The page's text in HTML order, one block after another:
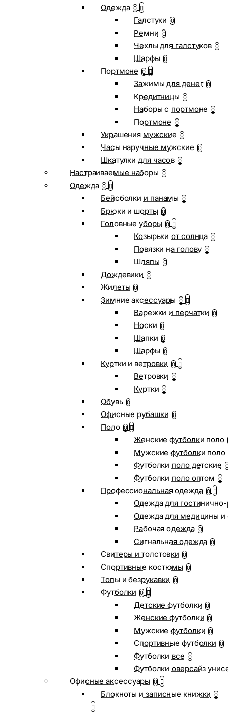
Одежда 0
Галстуки 0
Ремни 0
Чехлы для галстуков 0
Шарфы 0
Портмоне 0
Зажимы для денег 0
Кредитницы 0
Наборы с портмоне 0
Портмоне 0
Украшения мужские 0
Часы наручные мужские 0
Шкатулки для часов 0
Настраиваемые наборы 0
Одежда 0
Бейсболки и панамы 0
Брюки и шорты 0
Головные уборы 0
Козырьки от солнца 0
Повязки на голову 0
Шляпы 0
Дождевики 0
Жилеты 0
Зимние аксессуары 0
Варежки и перчатки 0
Носки 0
Шапки 0
Шарфы 0
Куртки и ветровки 0
Ветровки 0
Куртки 0
Обувь 0
Офисные рубашки 0
Поло 0
Женские футболки поло
Мужские футболки поло
Футболки поло детские
Футболки поло оптом 0
Профессиональная одежда 0
Одежда для
Одежда для медицины и
Рабочая одежда 0
Сигнальная одежда 0
Свитеры и толстовки 0
Спортивные костюмы 0
Топы и безрукавки 0
Футболки 0
Детские футболки 0
Женские футболки 0
Мужские футболки 0
Спортивные футболки 0
Футболки все 0
Футболки оверсайз
Офисные аксессуары 0
Блокноты и записные книжки 0